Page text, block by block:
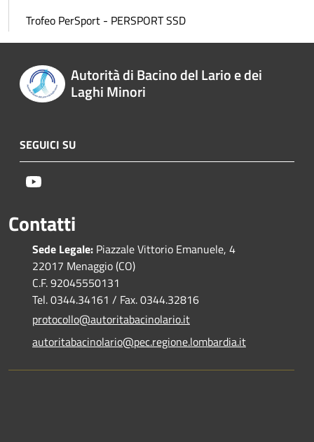
Trofeo PerSport - PERSPORT SSD
Autorità di Bacino del Lario e dei
Laghi Minori
SEGUICI SU
Contatti
Sede Legale: Piazzale Vittorio Emanuele, 4
22017 Menaggio (CO)
C.F. 92045550131
Tel. 0344.34161 / Fax. 0344.32816
protocollo@autoritabacinolario.it
autoritabacinolario@pec.regione.lombardia.it